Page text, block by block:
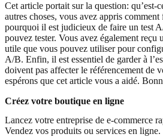
Cet article portait sur la question: qu’est-
autres choses, vous avez appris
pourquoi il est judicieux de faire un test
pouvez tester. Vous avez également reçu
utile que vous pouvez utiliser pour
A/B. Enfin, il est essentiel de garder à
doivent pas affecter le référencement de
espérons que cet article vous a aidé.
Créez votre boutique en ligne
Lancez votre entreprise de e-commerce
Vendez vos produits ou services en ligne.